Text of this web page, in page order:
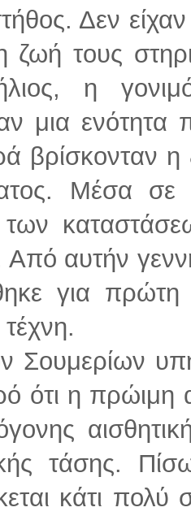
Δεν
τους
η
μια ενότητα
βρίσκονταν η
Μέσα σε
των
αυτήν
για
Σουμερίων
ότι η πρώιμη
τάσης.
κάτι